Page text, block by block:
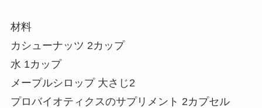
材料
カシューナッツ 2カップ
水 1カップ
メープルシロップ 大さじ2
プロバイオティクスのサプリメント 2カプセル